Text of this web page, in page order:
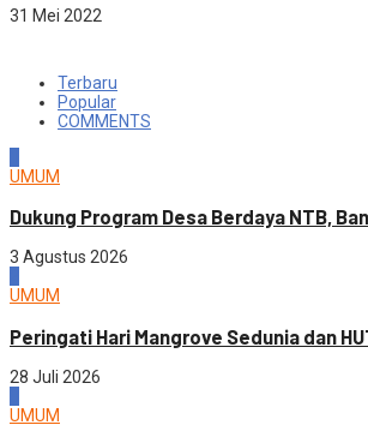
31 Mei 2022
Terbaru
Popular
COMMENTS
UMUM
Dukung Program Desa Berdaya NTB,
3 Agustus 2026
UMUM
Peringati Hari Mangrove Sedunia dan
28 Juli 2026
UMUM